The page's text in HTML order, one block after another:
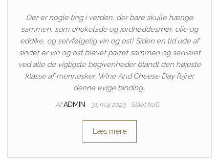
Der er nogle ting i verden, der bare skulle hænge
sammen, som chokolade og jordnøddesmør, olie og
eddike, og selvfølgelig vin og ost! Siden en tid ude af
sindet er vin og ost blevet parret sammen og serveret
ved alle de vigtigste begivenheder blandt den højeste
klasse af mennesker. Wine And Cheese Day fejrer
denne evige binding…
Af ADMIN 31. maj 2023 Slået fra
Læs mere